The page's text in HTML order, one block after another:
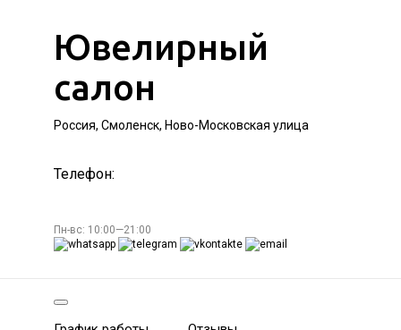
Ювелирный
салон
Россия, Смоленск, Ново-Московская улица
Телефон:
Пн-вс: 10:00—21:00